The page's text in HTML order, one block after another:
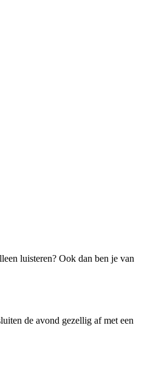
luisteren? Ook dan ben je van
de avond gezellig af met een